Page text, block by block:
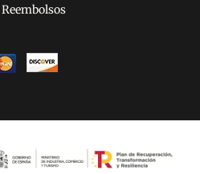
Reembolsos